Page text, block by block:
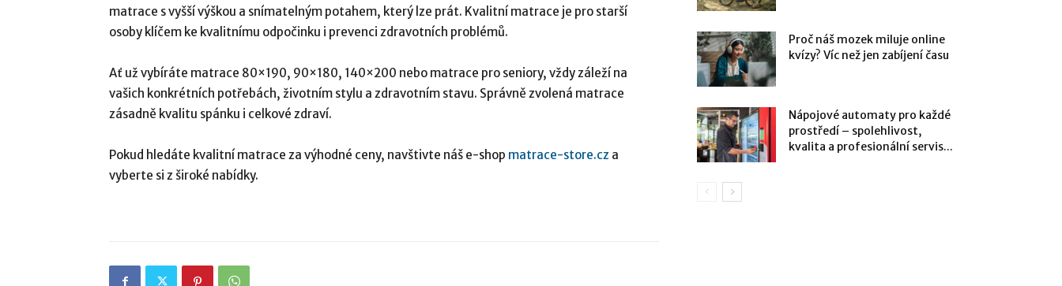
matrace s vyšší výškou a snímatelným potahem, který lze prát. Kvalitní matrace je pro starší
osoby klíčem ke kvalitnímu odpočinku i prevenci zdravotních problémů.
Ať už vybíráte matrace 80×190, 90×180, 140×200 nebo matrace pro seniory, vždy záleží na
vašich konkrétních potřebách, životním stylu a zdravotním stavu. Správně zvolená matrace
zásadně kvalitu spánku i celkové zdraví.
Pokud hledáte kvalitní matrace za výhodné ceny, navštivte náš e-shop matrace-store.cz a
vyberte si z široké nabídky.
Proč náš mozek miluje online
kvízy? Víc než jen zabíjení času
Nápojové automaty pro každé
prostředí – spolehlivost,
kvalita a profesionální servis...